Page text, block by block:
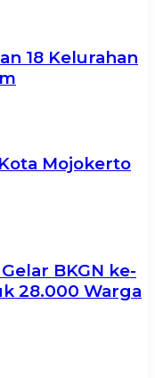
18 Kelurahan
Mojokerto
BKGN ke-
28.000 Warga